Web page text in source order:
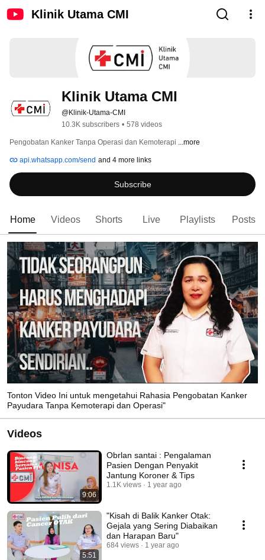
Klinik Utama CMI
Klinik Utama CMI
@Klinik-Utama-CMI
10.3K subscribers • 578 videos
Pengobatan Kanker Tanpa Operasi dan Kemoterapi ...more
api.whatsapp.com/send and 4 more links
Subscribe
Home Videos Shorts Live Playlists Posts
Tonton Video Ini untuk mengetahui Rahasia Pengobatan Kanker
Payudara Tanpa Kemoterapi dan Operasi"
Videos
9:06
Obrlan santai : Pengalaman
Pasien Dengan Penyakit
Jantung Koroner & Tips
1.1K views 1 year ago
5:51
"Kisah di Balik Kanker Otak:
Gejala yang Sering Diabaikan
dan Harapan Baru"
684 views 1 year ago